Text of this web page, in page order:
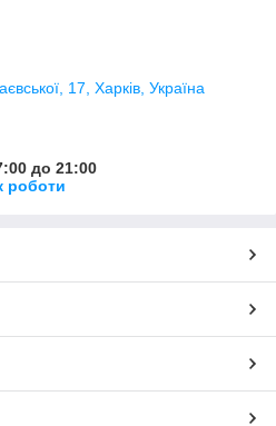
17, Харків, Україна
до 21:00
роботи